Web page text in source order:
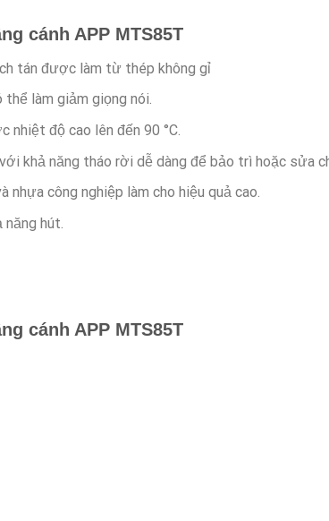
cánh APP MTS85T
tán được làm từ thép không gỉ
làm giảm giọng nói.
độ cao lên đến 90 °C.
khả năng tháo rời dễ dàng để bảo trì hoặc sửa
nhựa công nghiệp làm cho hiệu quả cao.
hút.
cánh APP MTS85T